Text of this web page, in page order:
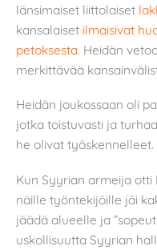
länsimaiset liittolaiset
kansalaiset ilmaisivat
petoksesta. Heidän
merkittävää
Heidän joukossaan oli
jotka toistuvasti ja
he olivat työskennelleet.
Kun Syyrian armeija otti
näille työntekijöille jäi
jäädä alueelle ja
uskollisuutta Syyrian